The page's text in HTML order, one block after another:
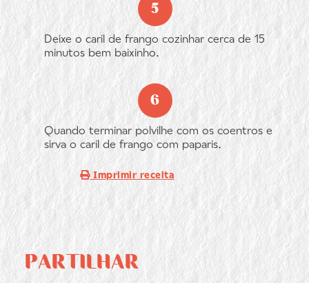
Deixe o caril de frango cozinhar cerca de 15
minutos bem baixinho.
Quando terminar polvilhe com os coentros e
sirva o caril de frango com paparis.
Imprimir receita
PARTILHAR